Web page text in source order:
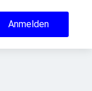
Anmelden